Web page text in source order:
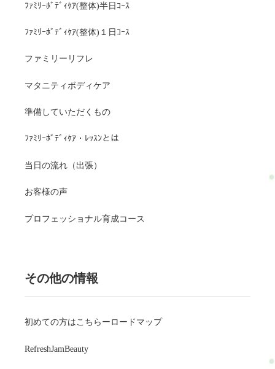
ﾌｧﾐﾘｰﾎﾞﾃﾞｨｹｱ(整体)半日ｺｰｽ
ﾌｧﾐﾘｰﾎﾞﾃﾞｨｹｱ(整体)１日ｺｰｽ
ファミリーリフレ
マタニティボディケア
準備していただくもの
ﾌｧﾐﾘｰﾎﾞﾃﾞｨｹｱ・ﾚｯｽﾝとは
当日の流れ（出張）
お客様の声
プロフェッショナル育成コース
その他の情報
初めての方はこちらーロードマップ
RefreshJamBeauty